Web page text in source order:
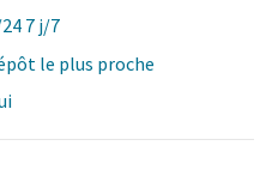
7 j/7
le plus proche